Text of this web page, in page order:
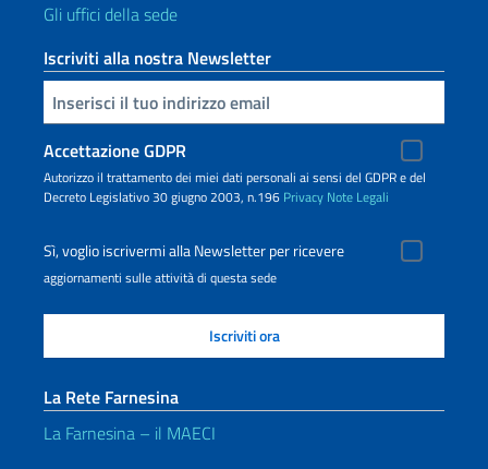
Gli uffici della sede
Iscriviti alla nostra Newsletter
Inserisci la tua email
Accettazione GDPR
Autorizzo il trattamento dei miei dati personali ai sensi del GDPR e del
Decreto Legislativo 30 giugno 2003, n.196 Privacy Note Legali
Sì, voglio iscrivermi alla Newsletter per ricevere
aggiornamenti sulle attività di questa sede
La Rete Farnesina
La Farnesina – il MAECI